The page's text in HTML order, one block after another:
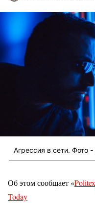
Агрессия в сети. Фото -
Об этом сообщает «
Today